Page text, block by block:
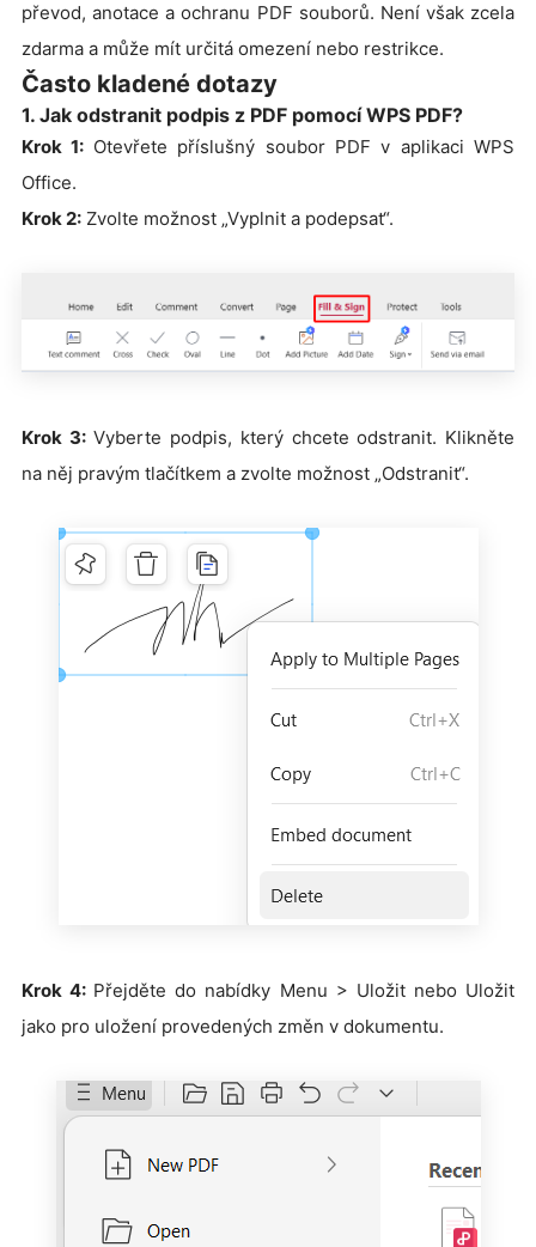
převod, anotace a ochranu PDF souborů. Není však zcela
zdarma a může mít určitá omezení nebo restrikce.
Často kladené dotazy
1. Jak odstranit podpis z PDF pomocí WPS PDF?
Krok 1: Otevřete příslušný soubor PDF v aplikaci WPS
Office.
Krok 2: Zvolte možnost „Vyplnit a podepsat“.
Krok 3:Vyberte podpis, který chcete odstranit. Klikněte
na něj pravým tlačítkem a zvolte možnost „Odstranit“.
Krok 4: Přejděte do nabídky Menu > Uložit nebo Uložit
jako pro uložení provedených změn v dokumentu.